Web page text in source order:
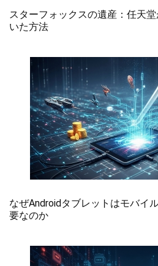
スターフォックスの遺産：任天
いた方法
なぜAndroidタブレットはモバイ
要なのか